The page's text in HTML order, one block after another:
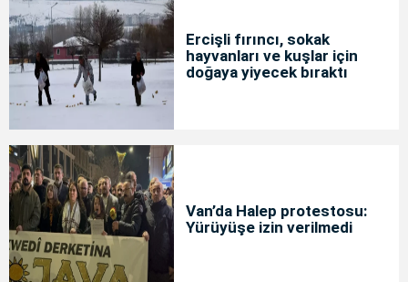
Ercişli fırıncı, sokak
hayvanları ve kuşlar için
doğaya yiyecek bıraktı
Van’da Halep protestosu:
Yürüyüşe izin verilmedi